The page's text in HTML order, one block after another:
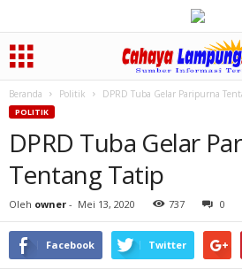
Beranda Politik DPRD Tuba Gelar Paripurna
POLITIK
DPRD Tuba Gelar
Tentang Tatip
Oleh owner - Mei 13, 2020 737 0
Facebook Twitter